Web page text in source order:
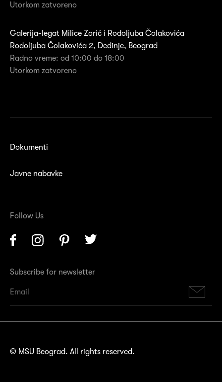
Utorkom zatvoreno
Galerija-legat Milice Zorić i Rodoljuba Čolakovića
Rodoljuba Čolakovića 2, Dedinje, Beograd
Radno vreme: od 10:00 do 18:00
Utorkom zatvoreno
Dokumenti
Javne nabavke
Follow Us
Facebook InstagramPinterest
Subscribe for newsletter
© MSU Beograd. All rights reserved.